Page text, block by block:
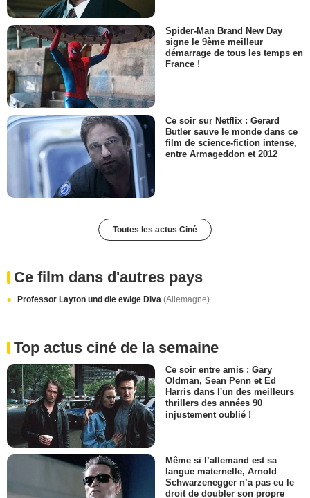
Spider-Man Brand New Day
signe le 9ème meilleur
démarrage de tous les temps en
France !
Ce soir sur Netflix : Gerard
Butler sauve le monde dans ce
film de science-fiction intense,
entre Armageddon et 2012
Toutes les actus Ciné
Ce film dans d'autres pays
Professor Layton und die ewige Diva (Allemagne)
Top actus ciné de la semaine
Ce soir entre amis : Gary
Oldman, Sean Penn et Ed
Harris dans l'un des meilleurs
thrillers des années 90
injustement oublié !
Même si l’allemand est sa
langue maternelle, Arnold
Schwarzenegger n’a pas eu le
droit de doubler son propre